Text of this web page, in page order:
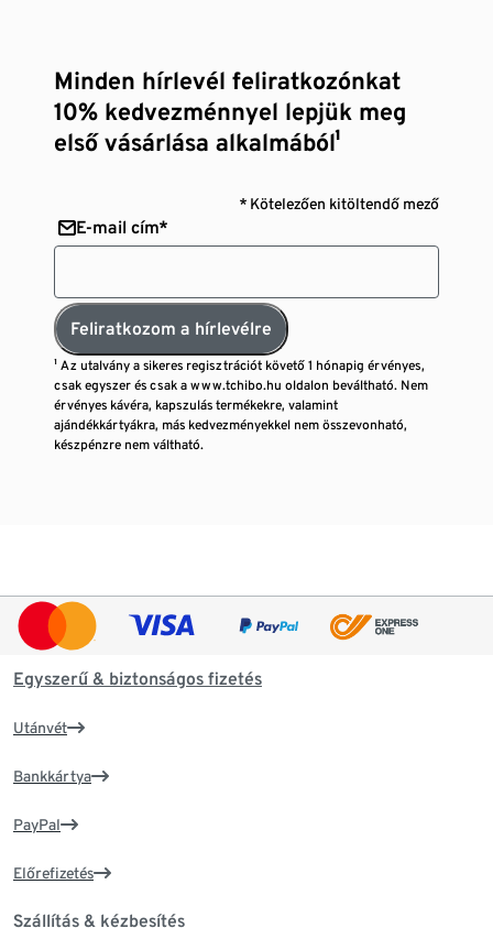
Minden hírlevél feliratkozónkat
10% kedvezménnyel lepjük meg
első vásárlása alkalmából¹
* Kötelezően kitöltendő mező
E-mail cím*
Feliratkozom a hírlevélre
¹ Az utalvány a sikeres regisztrációt követő 1 hónapig érvényes,
csak egyszer és csak a www.tchibo.hu oldalon beváltható. Nem
érvényes kávéra, kapszulás termékekre, valamint
ajándékkártyákra, más kedvezményekkel nem összevonható,
készpénzre nem váltható.
Egyszerű & biztonságos fizetés
Utánvét
Bankkártya
PayPal
Előrefizetés
Szállítás & kézbesítés